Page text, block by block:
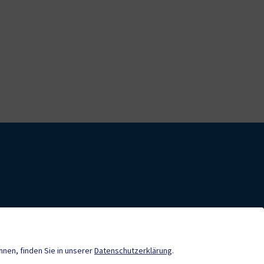
finden Sie in unsererDatenschutzerklärung.